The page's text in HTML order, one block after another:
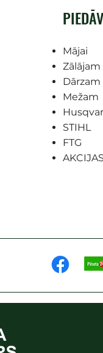
Mājai
Zālājam
Dārzam
Mežam
STIHL
FTG
AKCIJAS